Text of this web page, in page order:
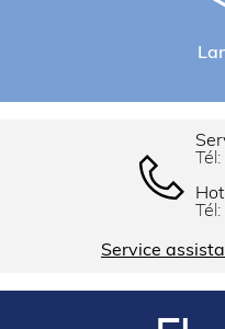
Tél:
Tél:
Service